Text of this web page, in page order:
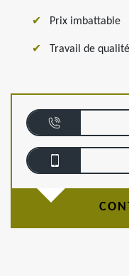
Prix imbattable
Travail de qualité